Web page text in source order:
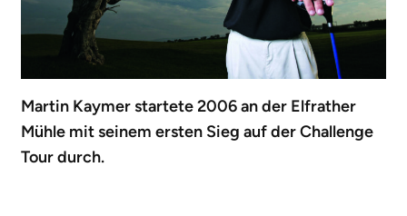
Martin Kaymer startete 2006 an der Elfrather
Mühle mit seinem ersten Sieg auf der Challenge
Tour durch.